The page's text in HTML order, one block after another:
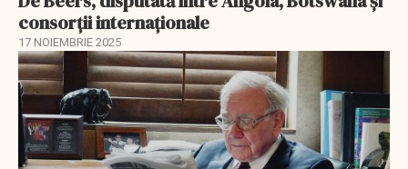
consorții internaționale
17 NOIEMBRIE 2025